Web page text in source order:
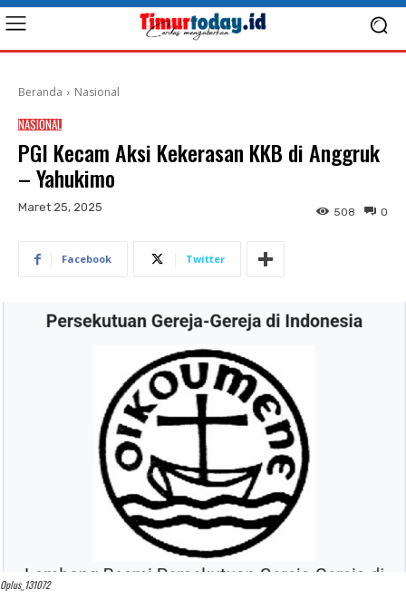
Beranda Nasional
NASIONAL
PGI Kecam Aksi Kekerasan KKB di Anggruk
– Yahukimo
Maret 25, 2025 0
508
Facebook Twitter
Oplus_131072